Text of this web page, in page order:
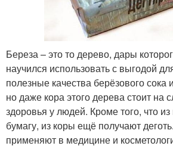
Береза – это то дерево, дары
научился использовать с выгодой
полезные качества берёзового сока
но даже кора этого дерева стоит на
здоровья у людей. Кроме того, что
бумагу, из коры ещё получают
применяют в медицине и